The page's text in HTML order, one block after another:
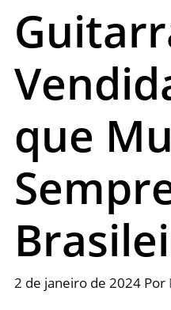
que
2 de janeiro de 2024 Por